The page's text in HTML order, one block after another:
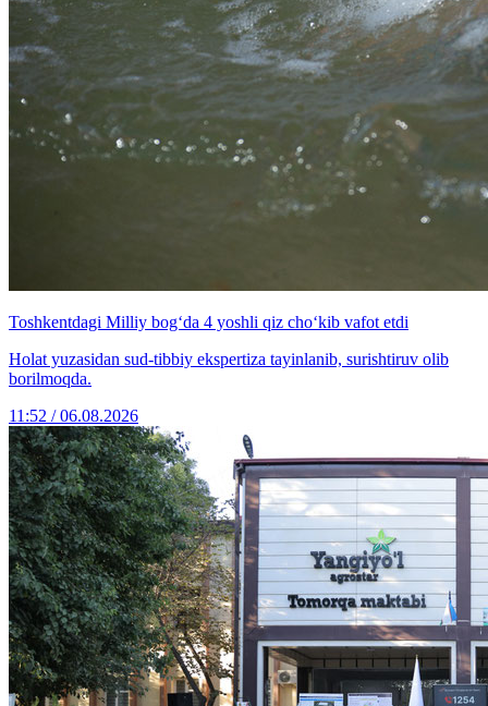
Toshkentdagi Milliy bog‘da 4 yoshli qiz cho‘kib vafot etdi
Holat yuzasidan sud-tibbiy ekspertiza tayinlanib, surishtiruv olib
borilmoqda.
11:52 / 06.08.2026